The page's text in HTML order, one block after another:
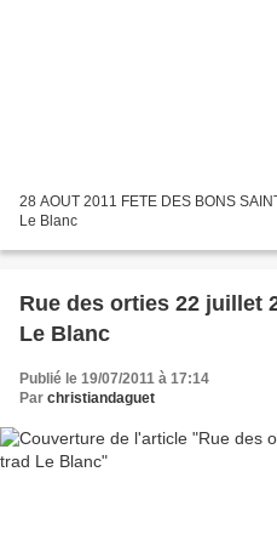
28 AOUT 2011 FETE DES BONS
Le Blanc
Rue des orties 22 juillet
Le Blanc
Publié le 19/07/2011 à 17:14
Par christiandaguet